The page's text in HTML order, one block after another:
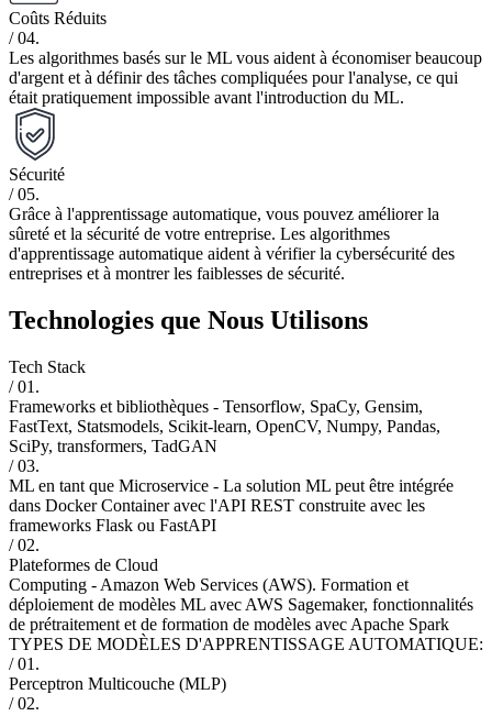
Coûts Réduits
/ 04.
Les algorithmes basés sur le ML vous aident à économiser beaucoup
d'argent et à définir des tâches compliquées pour l'analyse, ce qui
était pratiquement impossible avant l'introduction du ML.
Sécurité
/ 05.
Grâce à l'apprentissage automatique, vous pouvez améliorer la
sûreté et la sécurité de votre entreprise. Les algorithmes
d'apprentissage automatique aident à vérifier la cybersécurité des
entreprises et à montrer les faiblesses de sécurité.
Technologies que Nous Utilisons
Tech Stack
/ 01.
Frameworks et bibliothèques - Tensorflow, SpaCy, Gensim,
FastText, Statsmodels, Scikit-learn, OpenCV, Numpy, Pandas,
SciPy, transformers, TadGAN
/ 03.
ML en tant que Microservice - La solution ML peut être intégrée
dans Docker Container avec l'API REST construite avec les
frameworks Flask ou FastAPI
/ 02.
Plateformes de Cloud
Computing - Amazon Web Services (AWS). Formation et
déploiement de modèles ML avec AWS Sagemaker, fonctionnalités
de prétraitement et de formation de modèles avec Apache Spark
TYPES DE MODÈLES D'APPRENTISSAGE AUTOMATIQUE:
/ 01.
Perceptron Multicouche (MLP)
/ 02.